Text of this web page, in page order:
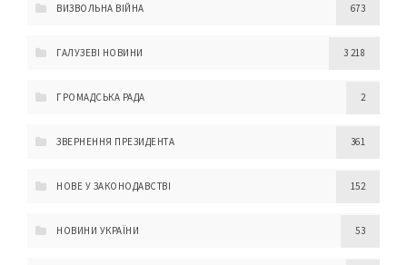
ВИЗВОЛЬНА ВІЙНА 673
ГАЛУЗЕВІ НОВИНИ 3 218
ГРОМАДСЬКА РАДА 2
ЗВЕРНЕННЯ ПРЕЗИДЕНТА 361
НОВЕ У ЗАКОНОДАВСТВІ 152
НОВИНИ УКРАЇНИ 53